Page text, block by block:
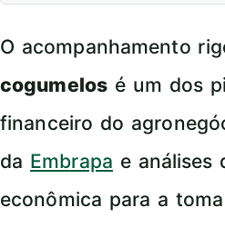
O acompanhamento
cogumelos é um dos
financeiro do
da Embrapa e análises
econômica para a